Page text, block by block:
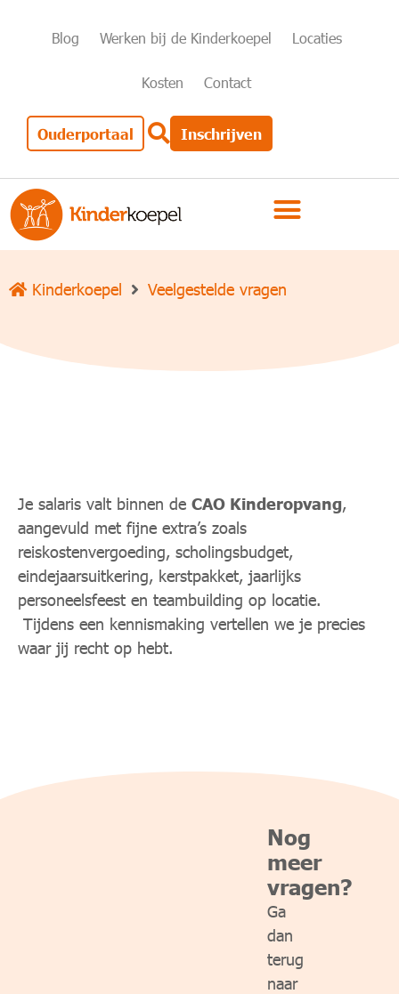
Blog Werken bij de Kinderkoepel Locaties
Kosten Contact
Ouderportaal Inschrijven
Kinderkoepel Veelgestelde vragen
Je salaris valt binnen de CAO Kinderopvang,
aangevuld met fijne extra’s zoals
reiskostenvergoeding, scholingsbudget,
eindejaarsuitkering, kerstpakket, jaarlijks
personeelsfeest en teambuilding op locatie.
Tijdens een kennismaking vertellen we je precies
waar jij recht op hebt.
Nog
meer
vragen?
Ga
dan
terug
naar